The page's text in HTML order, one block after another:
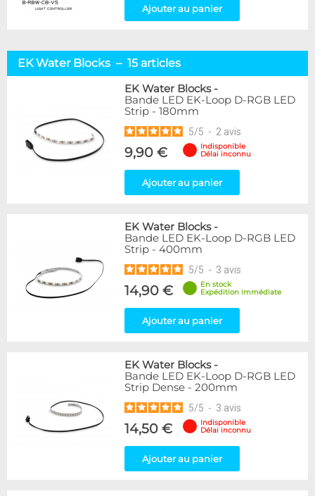
Ajouter au panier
EK Water Blocks – 15 articles
EK Water Blocks-
Bande LED EK-Loop D-RGB LED
Strip - 180mm
5/5 - 2 avis
9,90 €
Indisponible
Délai inconnu
Ajouter au panier
EK Water Blocks-
Bande LED EK-Loop D-RGB LED
Strip - 400mm
5/5 - 3 avis
14,90 €
En stock
Expédition immédiate
Ajouter au panier
EK Water Blocks-
Bande LED EK-Loop D-RGB LED
Strip Dense - 200mm
5/5 - 3 avis
14,50 €
Indisponible
Délai inconnu
Ajouter au panier